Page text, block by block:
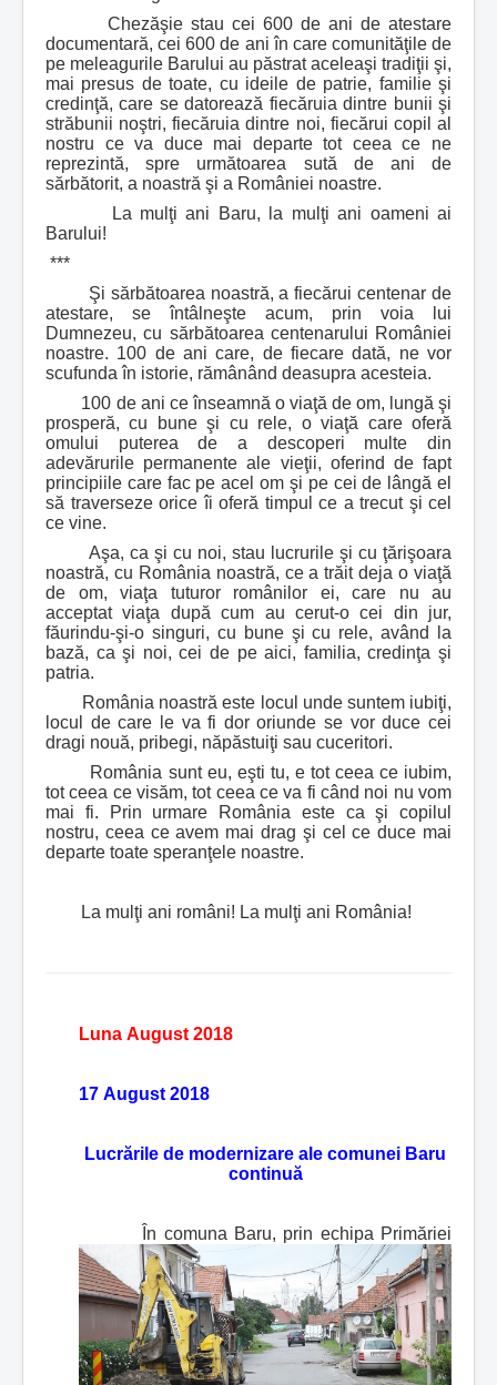
Chezăşie stau cei 600 de ani de atestare
documentară, cei 600 de ani în care comunităţile de
pe meleagurile Barului au păstrat aceleaşi tradiţii şi,
mai presus de toate, cu ideile de patrie, familie şi
credinţă, care se datorează fiecăruia dintre bunii şi
străbunii noştri, fiecăruia dintre noi, fiecărui copil al
nostru ce va duce mai departe tot ceea ce ne
reprezintă, spre următoarea sută de ani de
sărbătorit, a noastră şi a României noastre.
La mulţi ani Baru, la mulţi ani oameni ai
Barului!
***
Şi sărbătoarea noastră, a fiecărui centenar de
atestare, se întâlneşte acum, prin voia lui
Dumnezeu, cu sărbătoarea centenarului României
noastre. 100 de ani care, de fiecare dată, ne vor
scufunda în istorie, rămânând deasupra acesteia.
100 de ani ce înseamnă o viaţă de om, lungă şi
prosperă, cu bune şi cu rele, o viaţă care oferă
omului puterea de a descoperi multe din
adevărurile permanente ale vieţii, oferind de fapt
principiile care fac pe acel om şi pe cei de lângă el
să traverseze orice îi oferă timpul ce a trecut şi cel
ce vine.
Aşa, ca şi cu noi, stau lucrurile şi cu ţărişoara
noastră, cu România noastră, ce a trăit deja o viaţă
de om, viaţa tuturor românilor ei, care nu au
acceptat viaţa după cum au cerut-o cei din jur,
făurindu-şi-o singuri, cu bune şi cu rele, având la
bază, ca şi noi, cei de pe aici, familia, credinţa şi
patria.
România noastră este locul unde suntem iubiţi,
locul de care le va fi dor oriunde se vor duce cei
dragi nouă, pribegi, năpăstuiţi sau cuceritori.
România sunt eu, eşti tu, e tot ceea ce iubim,
tot ceea ce visăm, tot ceea ce va fi când noi nu vom
mai fi. Prin urmare România este ca şi copilul
nostru, ceea ce avem mai drag şi cel ce duce mai
departe toate speranţele noastre.
La mulţi ani români! La mulţi ani România!
Luna August 2018
17 August 2018
Lucrările de modernizare ale comunei Baru
continuă
În comuna Baru, prin echipa Primăriei